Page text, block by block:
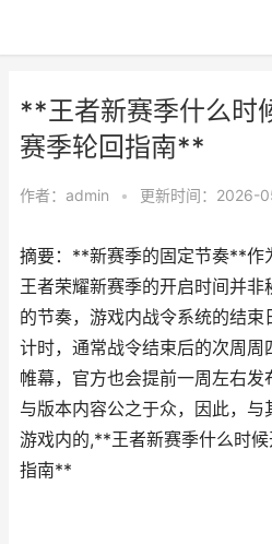
**王者新赛季什么时
赛季轮回指南**
作者： admin • 更新时间：2026-
摘要：**新赛季的固定节奏**作
王者荣耀新赛季的开启时间并
的节奏，游戏内战令系统的结束
计时，通常战令结束后的次周
帷幕，官方也会提前一周左右发
与版本内容公之于众，因此，
游戏内的,**王者新赛季什么时
指南**